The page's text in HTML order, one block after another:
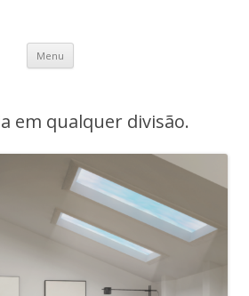
Automação.
Menu Saltar para o conteúdo
em qualquer divisão.